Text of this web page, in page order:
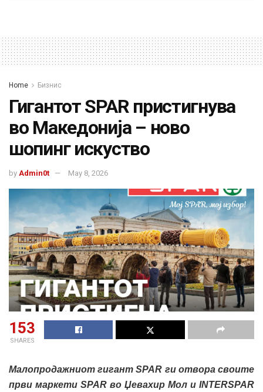
Home Бизнис
Гигантот SPAR пристигнува
во Македонија – ново
шопинг искуство
by Admin0t May 8, 2026
153
SHARES
Малопродажниот гигант SPAR ги отвора своите
први маркети SPAR во Џевахир Мол и INTERSPAR